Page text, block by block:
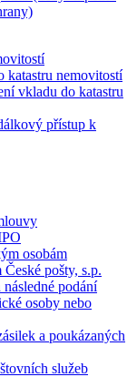
katastru nemovitostí
vkladu do katastru
přístup k
osobám
pošty, s.p.
podání
osoby nebo
a poukázaných
služeb